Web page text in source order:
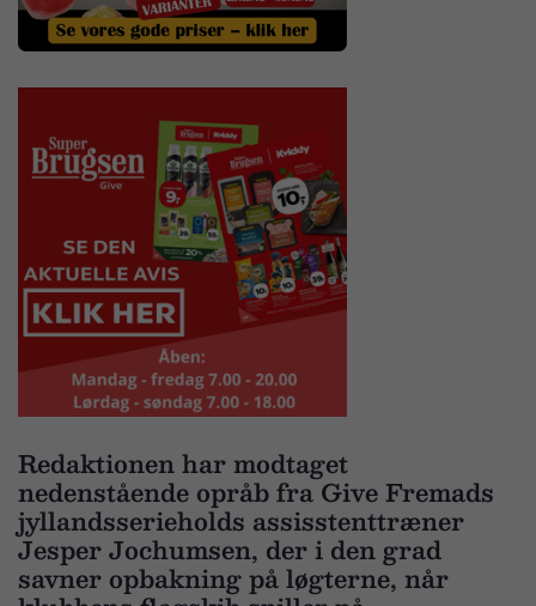
Redaktionen har modtaget
nedenstående opråb fra Give Fremads
jyllandsserieholds assisstenttræner
Jesper Jochumsen, der i den grad
savner opbakning på løgterne, når